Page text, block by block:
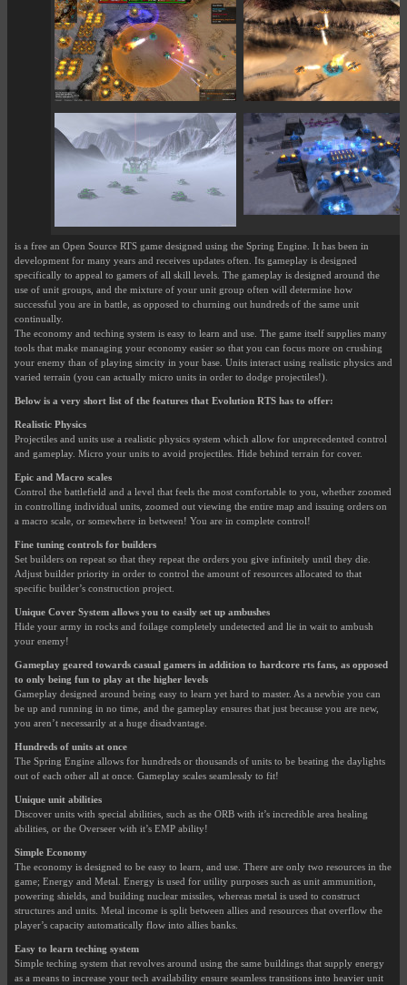
is a free an Open Source RTS game designed using the Spring Engine. It has been in
development for many years and receives updates often. Its gameplay is designed
specifically to appeal to gamers of all skill levels. The gameplay is designed around the
use of unit groups, and the mixture of your unit group often will determine how
successful you are in battle, as opposed to churning out hundreds of the same unit
continually.
The economy and teching system is easy to learn and use. The game itself supplies many
tools that make managing your economy easier so that you can focus more on crushing
your enemy than of playing simcity in your base. Units interact using realistic physics and
varied terrain (you can actually micro units in order to dodge projectiles!).
Below is a very short list of the features that Evolution RTS has to offer:
Realistic Physics
Projectiles and units use a realistic physics system which allow for unprecedented control
and gameplay. Micro your units to avoid projectiles. Hide behind terrain for cover.
Epic and Macro scales
Control the battlefield and a level that feels the most comfortable to you, whether zoomed
in controlling individual units, zoomed out viewing the entire map and issuing orders on
a macro scale, or somewhere in between! You are in complete control!
Fine tuning controls for builders
Set builders on repeat so that they repeat the orders you give infinitely until they die.
Adjust builder priority in order to control the amount of resources allocated to that
specific builder’s construction project.
Unique Cover System allows you to easily set up ambushes
Hide your army in rocks and foilage completely undetected and lie in wait to ambush
your enemy!
Gameplay geared towards casual gamers in addition to hardcore rts fans, as opposed
to only being fun to play at the higher levels
Gameplay designed around being easy to learn yet hard to master. As a newbie you can
be up and running in no time, and the gameplay ensures that just because you are new,
you aren’t necessarily at a huge disadvantage.
Hundreds of units at once
The Spring Engine allows for hundreds or thousands of units to be beating the daylights
out of each other all at once. Gameplay scales seamlessly to fit!
Unique unit abilities
Discover units with special abilities, such as the ORB with it’s incredible area healing
abilities, or the Overseer with it’s EMP ability!
Simple Economy
The economy is designed to be easy to learn, and use. There are only two resources in the
game; Energy and Metal. Energy is used for utility purposes such as unit ammunition,
powering shields, and building nuclear missiles, whereas metal is used to construct
structures and units. Metal income is split between allies and resources that overflow the
player’s capacity automatically flow into allies banks.
Easy to learn teching system
Simple teching system that revolves around using the same buildings that supply energy
as a means to increase your tech availability ensure seamless transitions into heavier unit